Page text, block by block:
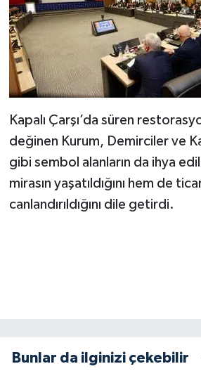
Kapalı Çarşı’da süren
değinen Kurum, Demirciler ve
gibi sembol alanların da ihya
mirasın yaşatıldığını hem de
canlandırıldığını dile getirdi.
Bunlar da ilginizi çekebilir
TARİH
Politika
YEREL
BÖLGEDEN
BİLİM TEKNOLOJİ